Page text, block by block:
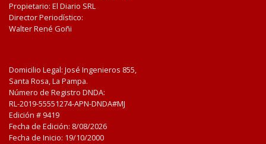
Propietario: El Diario SRL
Director Periodístico:
Walter René Goñi
Domicilio Legal: José Ingenieros 855,
Santa Rosa, La Pampa.
Número de Registro DNDA:
RL-2019-55551274-APN-DNDA#MJ
Edición # 9419
Fecha de Edición: 8/08/2026
Fecha de Inicio: 19/10/2000